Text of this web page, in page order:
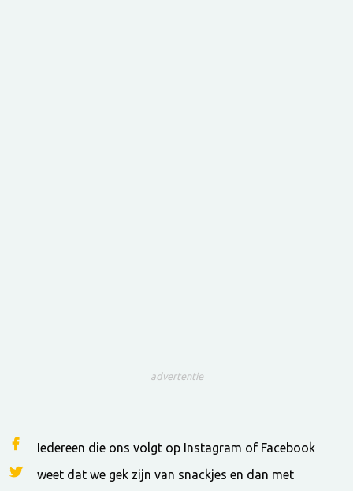
advertentie
Iedereen die ons volgt op Instagram of Facebook
weet dat we gek zijn van snackjes en dan met